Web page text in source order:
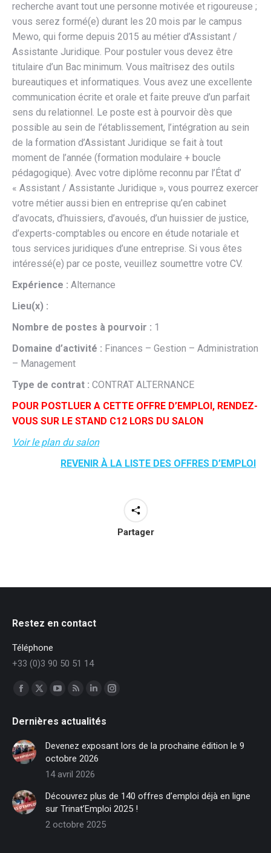
recherche avant tout une personne motivée et rigoureuse ;
vous serez formé(e) durant les 20 mois par le campus
Mewo, qui forme depuis 2015 au métier d’Assistant /
Assistante Juridique. Pour postuler vous devez être
titulaire d’un Bac minimum. Vous maîtrisez des outils
bureautiques et informatiques. Vous avez une excellente
communication écrite et orale et faite preuve d’un parfait
sens du relationnel. Le poste est à pourvoir dès que
possible au sein de l’établissement, l’intégration au sein
de la formation d’Assistant Juridique se fait à tout
moment de l’année (formation modulaire + boucle
pédagogique). Avec votre diplôme reconnu par l’État d’
« Assistant / Assistante Juridique », vous pourrez exercer
votre métier aussi bien en entreprise qu’en cabinet
d’avocats, d’huissiers, d’avoués, d’un huissier de justice,
d’experts-comptables ou encore en étude notariale et
tous services juridiques d’une entreprise. Si vous êtes
intéressé(e) par ce poste, veuillez soumettre votre CV.
Expérience : Alternance
Lieu(x) :
Nombre de postes à pourvoir : 1
Domaine d’activité : Finances – Gestion – Administration
– Management
Type de contrat : CONTRAT ALTERNANCE
POUR POSTLUER A CETTE OFFRE D’EMPLOI, RENDEZ-
VOUS SUR LE STAND C12 LORS DU SALON
Voir le plan du salon
REVENIR À LA LISTE DES OFFRES D’EMPLOI
Partager
Restez en contact
Téléphone
+33 (0)3 90 50 51 14
Trouvez nous sur :
Facebook
opens
in
new
window
X
opens
new
window
opens
in
new
window
opens
in
new
window
LinkedIn
opens
in
new
window
Instagram
in
Dernières actualités
Devenez exposant lors de la prochaine édition le 9
octobre 2026
14 avril 2026
Découvrez plus de 140 offres d’emploi déjà en ligne
sur Trinat’Emploi 2025 !
2 octobre 2025